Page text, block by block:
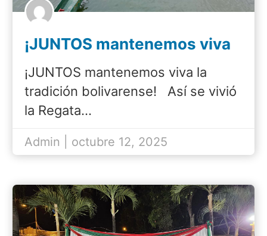
¡JUNTOS mantenemos viva
¡JUNTOS mantenemos viva la
tradición bolivarense! Así se vivió
la Regata…
Admin | octubre 12, 2025